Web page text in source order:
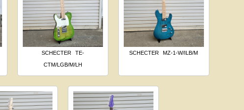
SCHECTER
TE-
CTM/LGB/M/LH
SCHECTER MZ-1-W/ILB/M